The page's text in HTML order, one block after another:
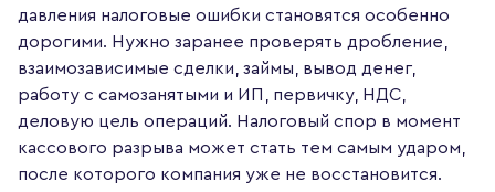
давления налоговые ошибки становятся особенно
дорогими. Нужно заранее проверять дробление,
взаимозависимые сделки, займы, вывод денег,
работу с самозанятыми и ИП, первичку, НДС,
деловую цель операций. Налоговый спор в момент
кассового разрыва может стать тем самым ударом,
после которого компания уже не восстановится.